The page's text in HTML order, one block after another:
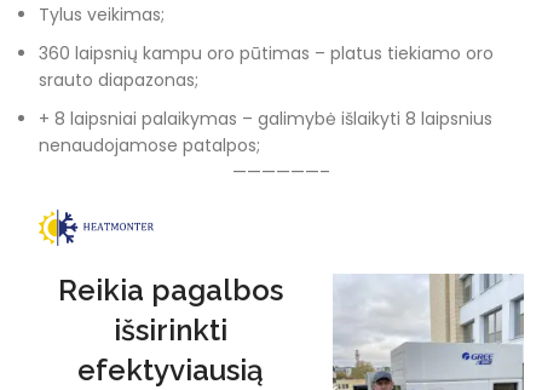
Tylus veikimas;
360 laipsnių kampu oro pūtimas – platus tiekiamo oro
srauto diapazonas;
+ 8 laipsniai palaikymas – galimybė išlaikyti 8 laipsnius
nenaudojamose patalpos;
——————–
Reikia pagalbos
išsirinkti
efektyviausią